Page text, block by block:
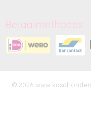
Betaalmethodes
© 2026